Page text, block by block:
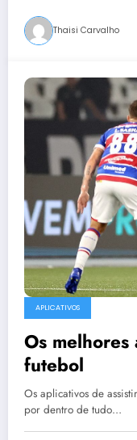
Thaisi Carvalho
APLICATIVOS
Os
futebol
Os aplicativos de
por dentro de tudo…